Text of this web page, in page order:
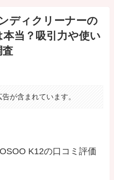
ディクリーナーの
本当？吸引力や使い
査
が含まれています。
K12の口コミ評価